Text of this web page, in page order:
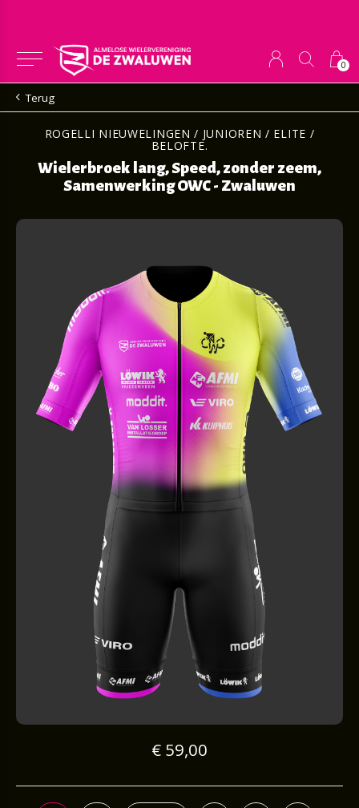
0
Terug
ROGELLI NIEUWELINGEN / JUNIOREN / ELITE /
BELOFTE.
Wielerbroek lang, Speed, zonder zeem,
Samenwerking OWC - Zwaluwen
€ 59,00